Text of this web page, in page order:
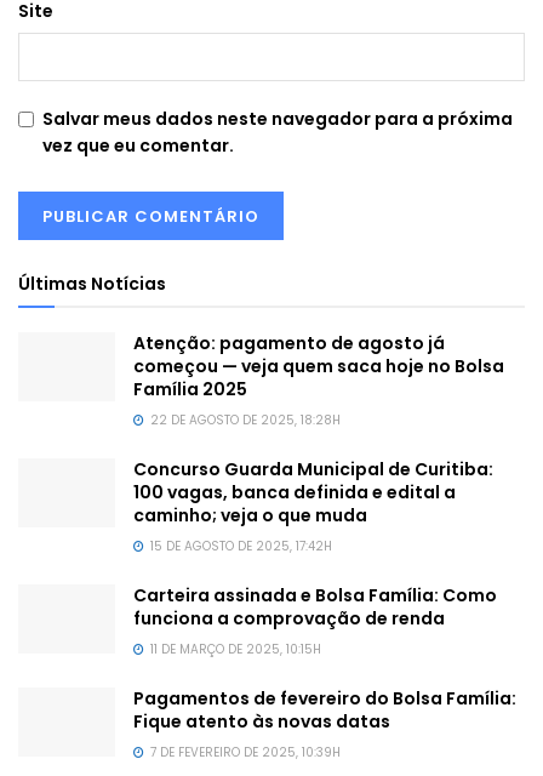
Site
Salvar meus dados neste navegador para a próxima
vez que eu comentar.
Últimas Notícias
Atenção: pagamento de agosto já
começou — veja quem saca hoje no Bolsa
Família 2025
22 DE AGOSTO DE 2025, 18:28H
Concurso Guarda Municipal de Curitiba:
100 vagas, banca definida e edital a
caminho; veja o que muda
15 DE AGOSTO DE 2025, 17:42H
Carteira assinada e Bolsa Família: Como
funciona a comprovação de renda
11 DE MARÇO DE 2025, 10:15H
Pagamentos de fevereiro do Bolsa Família:
Fique atento às novas datas
7 DE FEVEREIRO DE 2025, 10:39H